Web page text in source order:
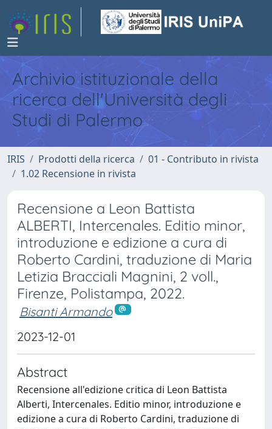
Archivio istituzionale della
ricerca dell'Università degli
Studi di Palermo
IRIS Prodotti della ricerca
01 - Contributo in rivista
1.02 Recensione in rivista
Recensione a Leon Battista
ALBERTI, Intercenales. Editio minor,
introduzione e edizione a cura di
Roberto Cardini, traduzione di Maria
Letizia Bracciali Magnini, 2 voll.,
Firenze, Polistampa, 2022.
Bisanti Armando
2023-12-01
Abstract
Recensione all'edizione critica di Leon Battista
Alberti, Intercenales. Editio minor, introduzione e
edizione a cura di Roberto Cardini, traduzione di